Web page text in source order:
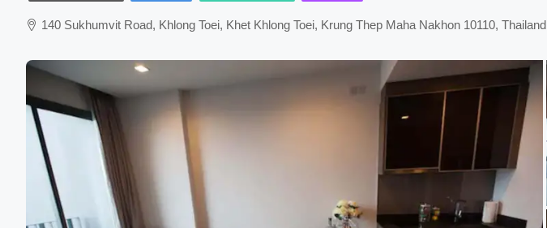
140 Sukhumvit Road, Khlong Toei, Khet Khlong Toei, Krung Thep Maha Nakhon 10110, Thailand